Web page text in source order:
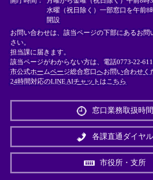
水曜（祝日除く）一部窓口を午前8
開設
お問い合わせは、該当ページの下部にあるお問
さい。
担当課に届きます。
該当ページがわからない方は、電話0773-22-
市公式ホームページ総合窓口へお問い合わせく
24時間対応のLINE AIチャットはこちら
外
リ
ン
＞
窓口業務取扱時間
各課直通ダイヤル
市役所・支所